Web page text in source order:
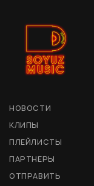
НОВОСТИ
КЛИПЫ
ПЛЕЙЛИСТЫ
ПАРТНЕРЫ
ОТПРАВИТЬ